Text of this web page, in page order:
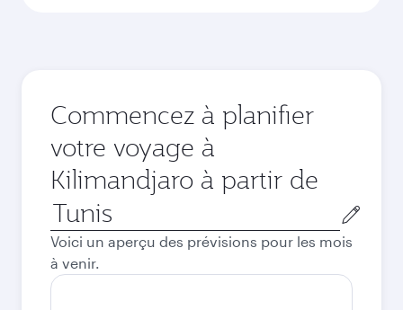
Commencez à planifier
votre voyage à
Kilimandjaro à partir de
Ville
de
départ
Voici un aperçu des prévisions pour les mois
à venir.